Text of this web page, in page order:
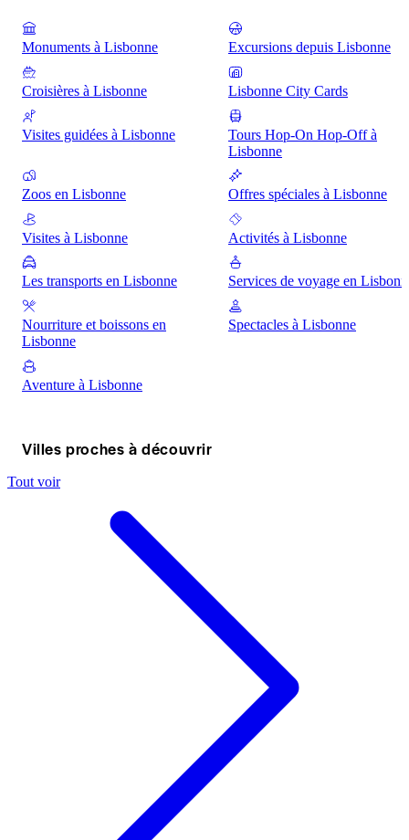
Monuments à Lisbonne Excursions depuis Lisbonne
Croisières à Lisbonne Lisbonne City Cards
Visites guidées à Lisbonne
Tours Hop-On Hop-Off à
Lisbonne
Zoos en Lisbonne Offres spéciales à Lisbonne
Visites à Lisbonne Activités à Lisbonne
Les transports en Lisbonne Services de voyage en
Nourriture et boissons en
Lisbonne
Spectacles à Lisbonne
Aventure à Lisbonne
Villes proches à découvrir
Tout voir